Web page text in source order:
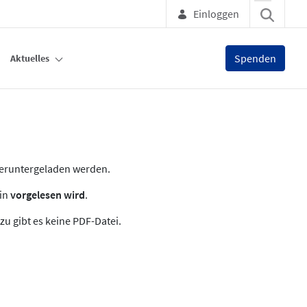
Einloggen
Aktuelles Spenden
werden.
vorgelesen wird.
gibt es keine PDF-Datei.